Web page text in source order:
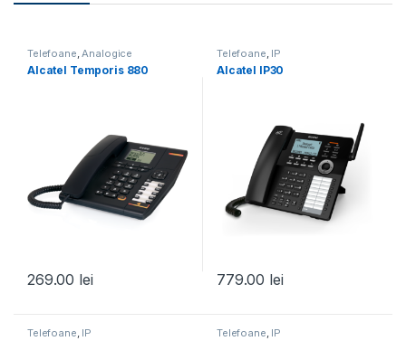
Telefoane,Analogice
Alcatel Temporis 880
269.00 lei
Telefoane, IP
Alcatel IP30
779.00 lei
Telefoane IP Telefoane IP